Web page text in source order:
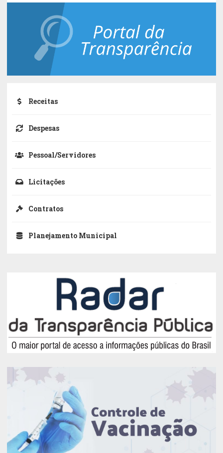
Receitas
Despesas
Pessoal/Servidores
Licitações
Contratos
Planejamento Municipal